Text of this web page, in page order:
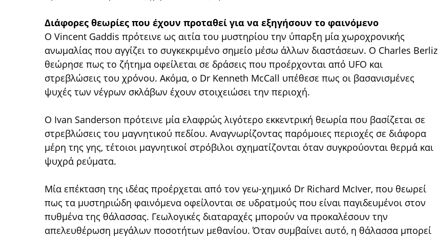
Διάφορες θεωρίες που έχουν προταθεί για να εξηγήσουν το φαινόμενο
Ο Vincent Gaddis πρότεινε ως αιτία του μυστηρίου την ύπαρξη μία χωροχρονικής
ανωμαλίας που αγγίζει το συγκεκριμένο σημείο μέσω άλλων διαστάσεων. Ο Charles Berliz
θεώρησε πως το ζήτημα οφείλεται σε δράσεις που προέρχονται από UFO και
στρεβλώσεις του χρόνου. Ακόμα, ο Dr Kenneth McCall υπέθεσε πως οι βασανισμένες
ψυχές των νέγρων σκλάβων έχουν στοιχειώσει την περιοχή.
Ο Ivan Sanderson πρότεινε μία ελαφρώς λιγότερο εκκεντρική θεωρία που βασίζεται σε
στρεβλώσεις του μαγνητικού πεδίου. Αναγνωρίζοντας παρόμοιες περιοχές σε διάφορα
μέρη της γης, τέτοιοι μαγνητικοί στρόβιλοι σχηματίζονται όταν συγκρούονται θερμά και
ψυχρά ρεύματα.
Μία επέκταση της ιδέας προέρχεται από τον γεω-χημικό Dr Richard McIver, που θεωρεί
πως τα μυστηριώδη φαινόμενα οφείλονται σε υδρατμούς που είναι παγιδευμένοι στον
πυθμένα της θάλασσας. Γεωλογικές διαταραχές μπορούν να προκαλέσουν την
απελευθέρωση μεγάλων ποσοτήτων μεθανίου. Όταν συμβαίνει αυτό, η θάλασσα μπορεί